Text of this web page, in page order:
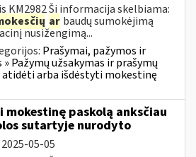
KM2982 Ši informacija skelbiama:
ar baudų sumokėjimą
nusižengimą...
Prašymai, pažymos ir
Pažymų užsakymas ir prašymų
atidėti arba išdėstyti mokestinę
paskolą anksčiau
sutartyje nurodyto
2025-05-05